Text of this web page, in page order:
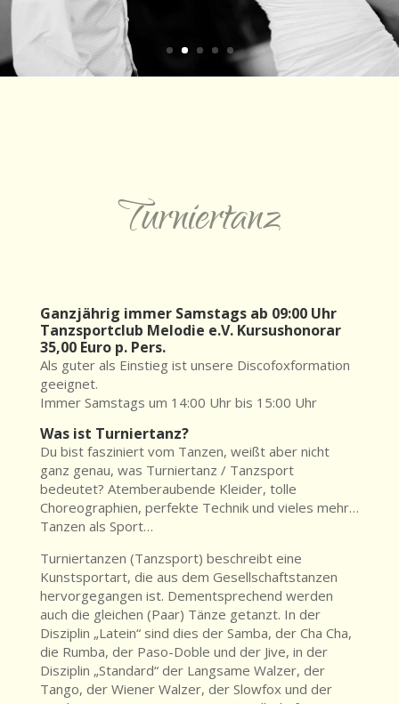
Turniertanz
Ganzjährig immer Samstags ab 09:00 Uhr
Tanzsportclub Melodie e.V. Kursushonorar
35,00 Euro p. Pers.
Als guter als Einstieg ist unsere Discofoxformation
geeignet.
Immer Samstags um 14:00 Uhr bis 15:00 Uhr
Was ist Turniertanz?
Du bist fasziniert vom Tanzen, weißt aber nicht
ganz genau, was Turniertanz / Tanzsport
bedeutet? Atemberaubende Kleider, tolle
Choreographien, perfekte Technik und vieles mehr…
Tanzen als Sport…
Turniertanzen (Tanzsport) beschreibt eine
Kunstsportart, die aus dem Gesellschaftstanzen
hervorgegangen ist. Dementsprechend werden
auch die gleichen (Paar) Tänze getanzt. In der
Disziplin „Latein“ sind dies der Samba, der Cha Cha,
die Rumba, der Paso-Doble und der Jive, in der
Disziplin „Standard“ der Langsame Walzer, der
Tango, der Wiener Walzer, der Slowfox und der